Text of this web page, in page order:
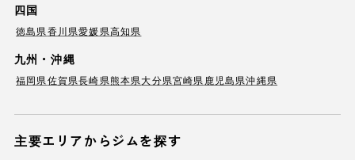
四国
徳島県香川県愛媛県高知県
九州・沖縄
福岡県佐賀県長崎県熊本県大分県宮崎県 鹿児島県沖縄県
主要エリアからジムを探す